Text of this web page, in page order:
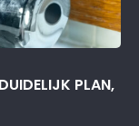
PLAN,